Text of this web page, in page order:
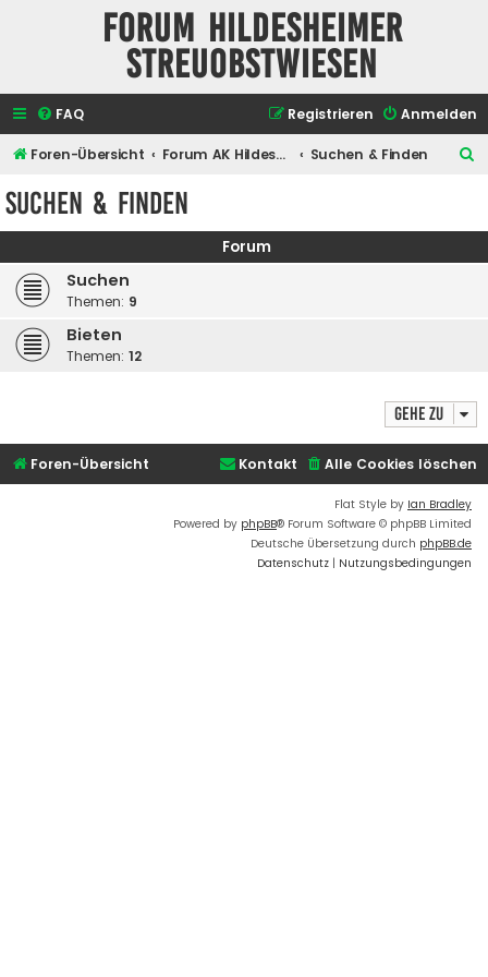
Forum Hildesheimer
Streuobstwiesen
FAQ Anmelden
Registrieren
Foren-Übersicht Forum AK Hildesheimer Streuobstwiesen Suchen & Finden
e
Suchen & Finden
Forum
Suchen
Themen: 9
Bieten
Themen: 12
Gehe zu
Foren-Übersicht Alle Cookies löschen
Kontakt
Flat Style by Ian Bradley
Powered by phpBB® Forum Software © phpBB Limited
Deutsche Übersetzung durch phpBB.de
Datenschutz | Nutzungsbedingungen